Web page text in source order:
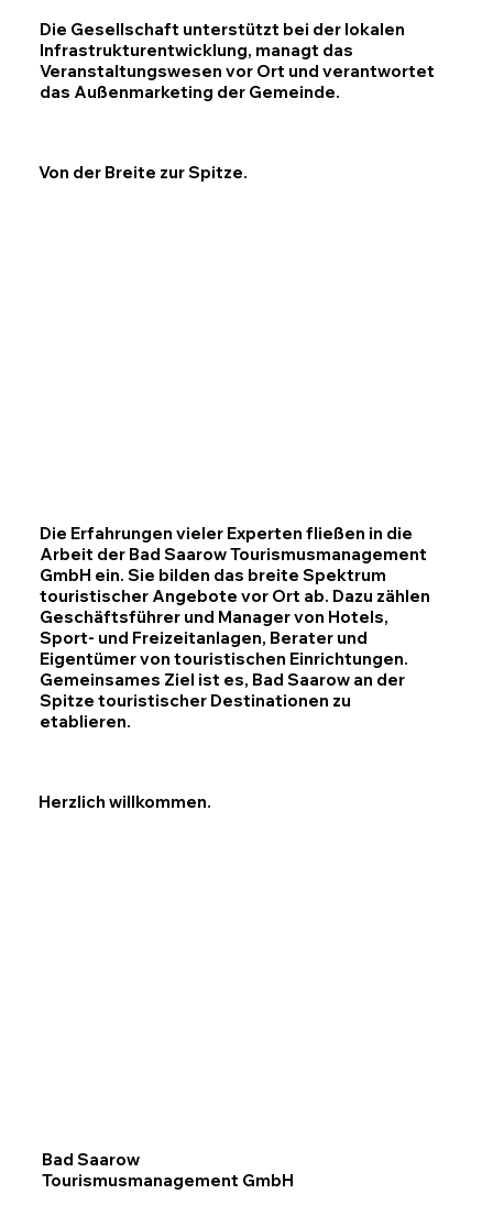
Die Gesellschaft unterstützt bei der lokalen
lnfrastrukturentwickIung, managt das
Veranstaltungswesen vor Ort und verantwortet
das Außenmarketing der Gemeinde.
Von der Breite zur Spitze.
Die Erfahrungen vieler Experten fließen in die
Arbeit der Bad Saarow Tourismusmanagement
GmbH ein. Sie bilden das breite Spektrum
touristischer Angebote vor Ort ab. Dazu zählen
Geschäftsführer und Manager von Hotels,
Sport- und Freizeitanlagen, Berater und
Eigentümer von touristischen Einrichtungen.
Gemeinsames Ziel ist es, Bad Saarow an der
Spitze touristischer Destinationen zu
etablieren.
Herzlich willkommen.
Bad Saarow
Tourismusmanagement GmbH